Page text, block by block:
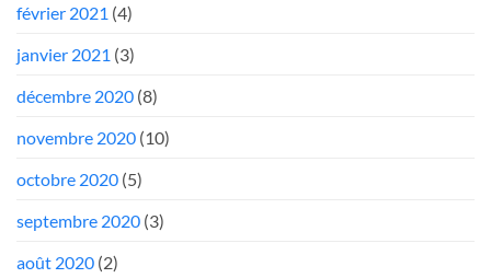
février 2021 (4)
janvier 2021 (3)
décembre 2020 (8)
novembre 2020 (10)
octobre 2020 (5)
septembre 2020 (3)
août 2020 (2)